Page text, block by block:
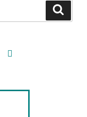
goodreads